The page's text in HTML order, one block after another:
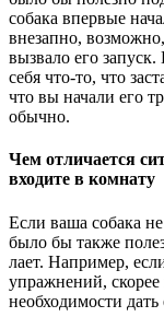
собака впервые
внезапно,
вызвало его
себя что-то, что
что вы начали его
обычно.
Чем отличается
входите в комнату
Если ваша собака не
было бы также
лает. Например,
упражнений,
необходимости